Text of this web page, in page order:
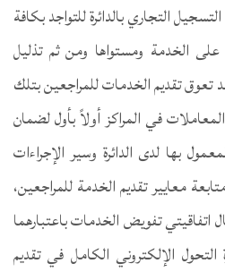
التجاري بالدائرة للتواجد بكافة
الخدمة ومستواها ومن ثم تذليل
تقديم الخدمات للمراجعين بتلك
في المراكز أولاً بأول لضمان
بها لدى الدائرة وسير الإجراءات
معايير تقديم الخدمة للمراجعين،
اتفاقيتي تفويض الخدمات باعتبارهما
الإلكتروني الكامل في تقديم